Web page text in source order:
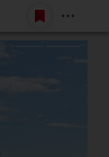
Belépés